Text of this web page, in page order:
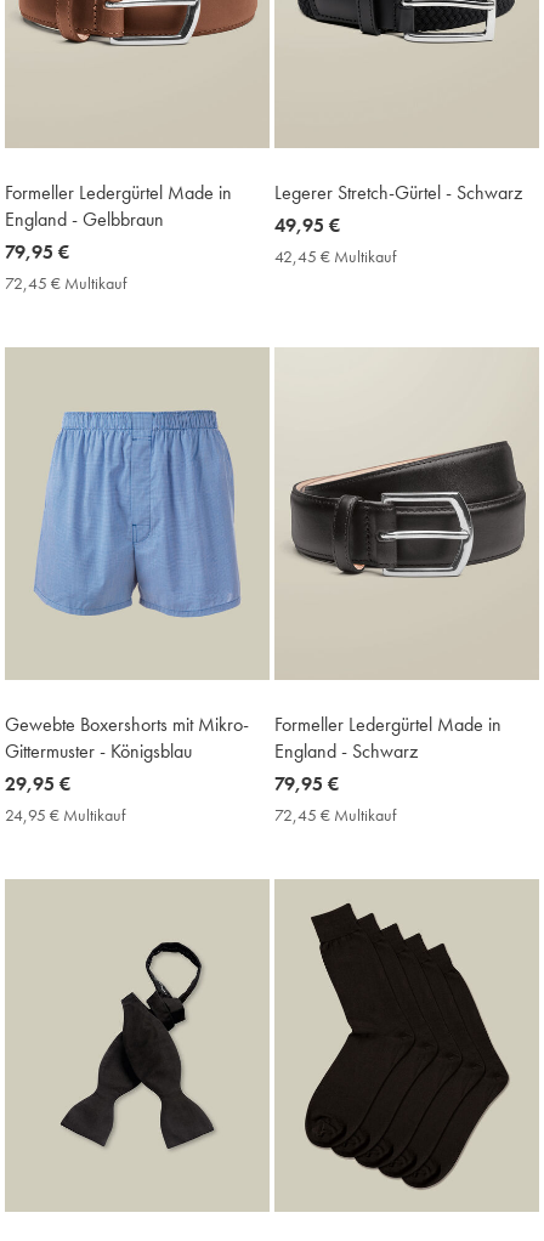
Formeller Ledergürtel Made in
England - Gelbbraun
now
79,95
79,95 €
72,45 € Multikauf72,45
Price
Legerer Stretch-Gürtel - Schwarz
now
49,95
49,95 €
42,45 € Multikauf42,45
Gewebte Boxershorts mit Mikro-
Gittermuster - Königsblau
now
29,95
29,95 €
24,95 € Multikauf24,95
Price
Formeller Ledergürtel Made in
England - Schwarz
now
79,95
79,95 €
72,45 € Multikauf72,45
Price